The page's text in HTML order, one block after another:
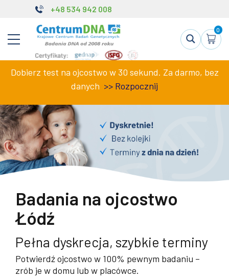
+48 534 942 008
0
Dobierz test na ojcostwo w 30 sekund. Za darmo, bez
danych >> Rozpocznij
Badania na ojcostwo
Łódź
Pełna dyskrecja, szybkie terminy
Potwierdź ojcostwo w 100% pewnym badaniu –
zrób je w domu lub w placówce.